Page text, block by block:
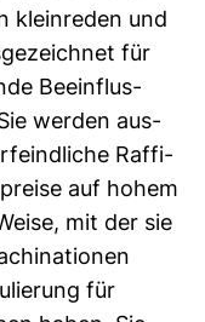
klein­reden und
für
Beein­flus­
werden aus­
Raf­fi­
auf hohem
mit der sie
für